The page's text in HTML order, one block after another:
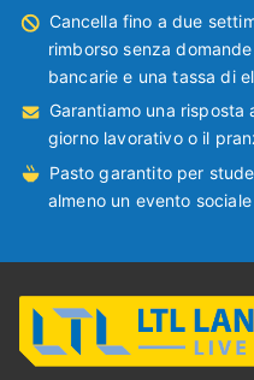
Cancella fino a due
rimborso senza
bancarie e una tassa di
Garantiamo una
giorno lavorativo o il
Pasto garantito per
almeno un evento